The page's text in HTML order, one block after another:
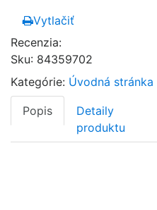
Vytlačiť
Recenzia:
Sku: 84359702
Kategórie: Úvodná stránka
Popis
Detaily
produktu